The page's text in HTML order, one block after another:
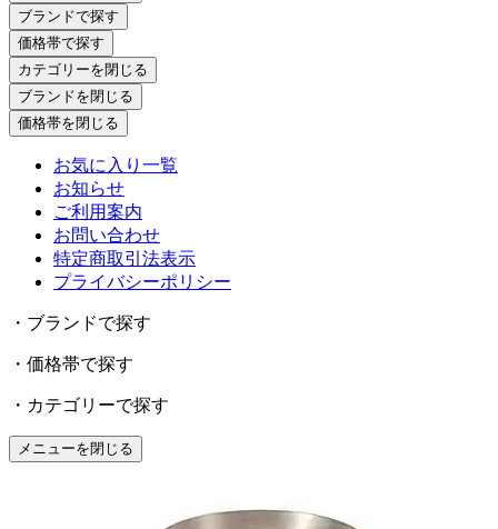
ブランドで探す
価格帯で探す
カテゴリーを閉じる
ブランドを閉じる
価格帯を閉じる
お気に入り一覧
お知らせ
ご利用案内
お問い合わせ
特定商取引法表示
プライバシーポリシー
・ブランドで探す
・価格帯で探す
・カテゴリーで探す
メニューを閉じる